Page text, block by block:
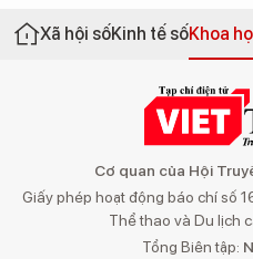
Xã hội sốKinh tế sốKhoa
Cơ quan của Hội
Giấy phép hoạt động báo chí số
Thể thao và Du lịch
Tổng Biên tập: